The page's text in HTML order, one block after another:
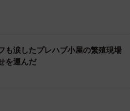
こちにワンコたちの糞尿も。言葉
も涙したプレハブ小屋の繁殖現場
を運んだ